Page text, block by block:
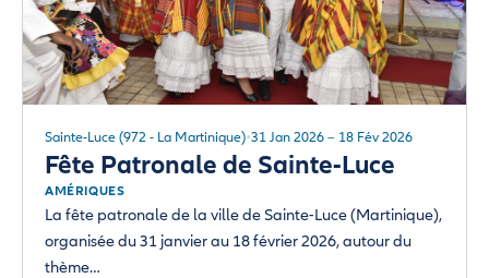
Sainte-Luce (972 - La Martinique) 31 Jan 2026 – 18 Fév 2026
Fête Patronale de Sainte-Luce
AMÉRIQUES
La fête patronale de la ville de Sainte-Luce (Martinique),
organisée du 31 janvier au 18 février 2026, autour du
thème…